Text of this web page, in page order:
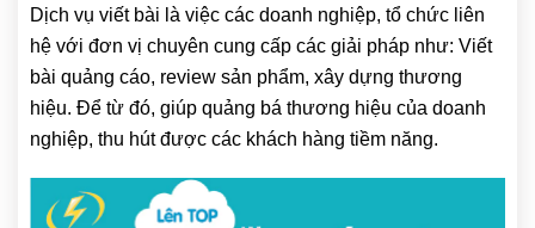
Dịch vụ viết bài là việc các doanh nghiệp, tổ chức liên
hệ với đơn vị chuyên cung cấp các giải pháp như: Viết
bài quảng cáo, review sản phẩm, xây dựng thương
hiệu. Để từ đó, giúp quảng bá thương hiệu của doanh
nghiệp, thu hút được các khách hàng tiềm năng.